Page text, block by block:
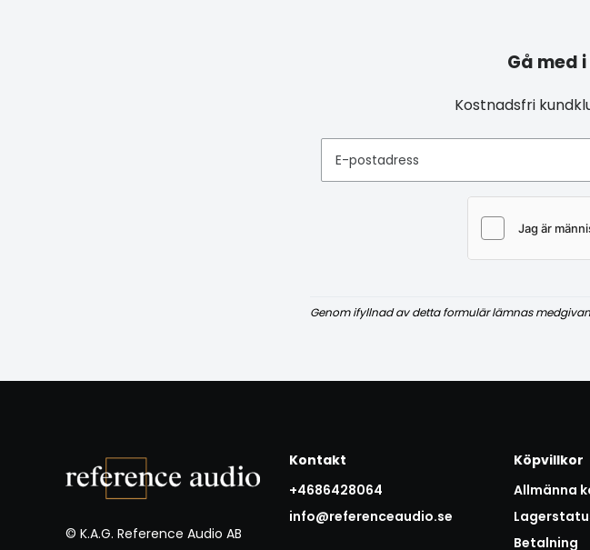
Gå med
Kostnadsfri
E-postadress
Genom ifyllnad av detta formulär lämnas
© K.A.G. Reference Audio AB
Kontakt
+4686428064
info@referenceaudio.se
Köpvillkor
Allmänna
Betalning